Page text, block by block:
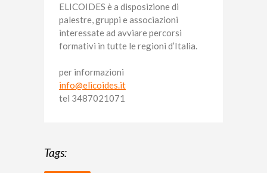
ELICOIDES è a disposizione di
palestre, gruppi e associazioni
interessate ad avviare percorsi
formativi in tutte le regioni d’Italia.
per informazioni
info@elicoides.it
tel 3487021071
Tags: